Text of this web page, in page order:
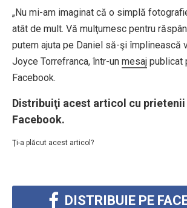
„Nu mi-am imaginat că o simplă
atât de mult. Vă mulţumesc pentru
putem ajuta pe Daniel să-şi împlinească
Joyce Torrefranca, într-un mesaj publicat
Facebook.
Distribuiţi acest articol cu
Facebook.
Ţi-a plăcut acest articol?
DISTRIBUIE PE